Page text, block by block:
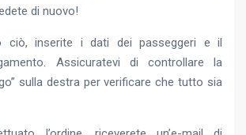
di nuovo!
ciò, inserite i dati dei passeggeri e il
Assicuratevi di controllare la
sulla destra per verificare che tutto sia